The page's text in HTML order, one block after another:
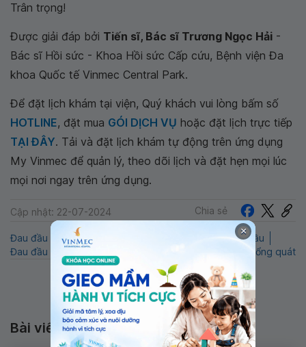
Trân trọng!
Được giải đáp bởi Tiến sĩ, Bác sĩ Trương Ngọc Hải -
Bác sĩ Hồi sức - Khoa Hồi sức Cấp cứu, Bệnh viện Đa
khoa Quốc tế Vinmec Central Park.
Để đặt lịch khám tại viện, Quý khách vui lòng bấm số
HOTLINE, đặt mua GÓI DỊCH VỤ hoặc đặt lịch trực tiếp
TẠI ĐÂY. Tải và đặt lịch khám tự động trên ứng dụng
My Vinmec để quản lý, theo dõi lịch và đặt hẹn mọi lúc
mọi nơi ngay trên ứng dụng.
Cập nhật: 22-07-2024 Chia sẻ
Đau đầu bên trái
Bệnh đau nửa đầu
Đau đầu bên phải
Sức khỏe tổng quát
Bài viết liên quan
×